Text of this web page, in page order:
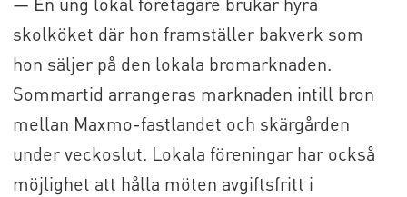
skolköket där hon framställer bakverk som
hon säljer på den lokala bromarknaden.
Sommartid arrangeras marknaden intill bron
mellan Maxmo-fastlandet och skärgården
under veckoslut. Lokala föreningar har också
möjlighet att hålla möten avgiftsfritt i